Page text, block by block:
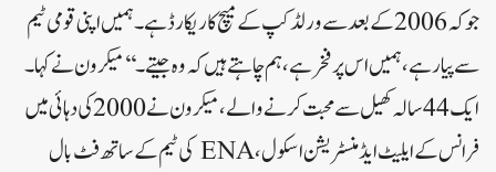
جو کہ 2006 کے بعد سے ورلڈ کپ کے میچ کا ریکارڈ ہے۔ ہمیں اپنی قومی ٹیم
سے پیار ہے، ہمیں اس پر فخر ہے، ہم چاہتے ہیں کہ وہ جیتے۔‘‘ میکرون نے کہا۔
ایک 44 سالہ کھیل سے محبت کرنے والے، میکرون نے 2000 کی دہائی میں
فرانس کے ایلیٹ ایڈمنسٹریشن اسکول، ENA کی ٹیم کے ساتھ فٹ بال